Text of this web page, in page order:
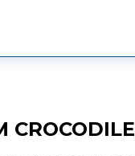
CROCODILE